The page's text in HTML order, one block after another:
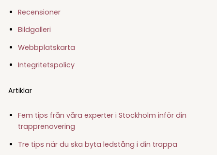
Recensioner
Bildgalleri
Webbplatskarta
Integritetspolicy
Artiklar
Fem tips från våra experter i Stockholm inför din
trapprenovering
Tre tips när du ska byta ledstång i din trappa